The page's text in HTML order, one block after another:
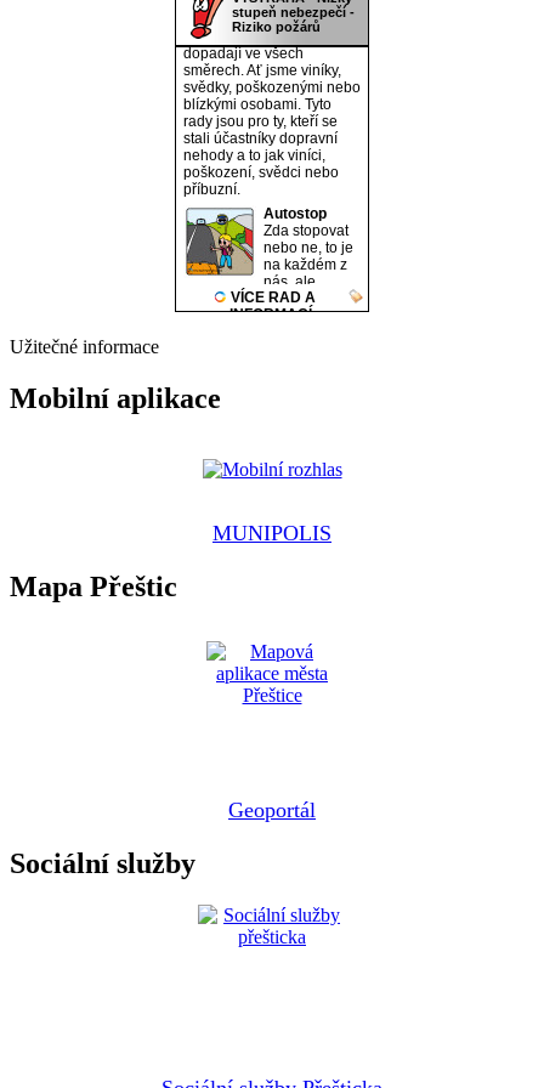
Užitečné informace
Mobilní aplikace
MUNIPOLIS
Mapa Přeštic
Geoportál
Sociální služby